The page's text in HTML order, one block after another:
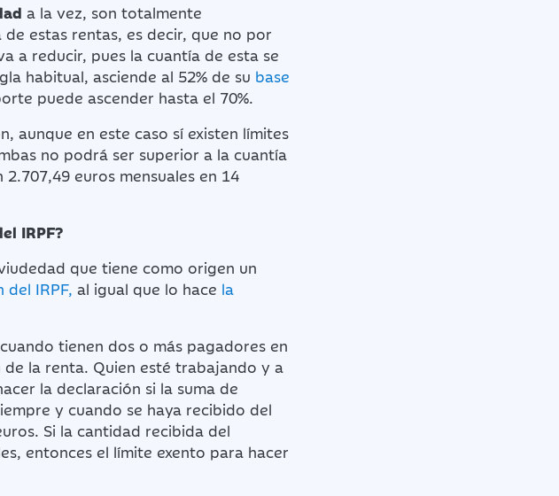
a la vez, son totalmente
estas rentas, es decir, que no por
a reducir, pues la cuantía de esta se
habitual, asciende al 52% de su base
puede ascender hasta el 70%.
aunque en este caso sí existen límites
no podrá ser superior a la cuantía
euros mensuales en 14
IRPF?
que tiene como origen un
del IRPF, al igual que lo hace la
tienen dos o más pagadores en
la renta. Quien esté trabajando y a
la declaración si la suma de
y cuando se haya recibido del
Si la cantidad recibida del
entonces el límite exento para hacer